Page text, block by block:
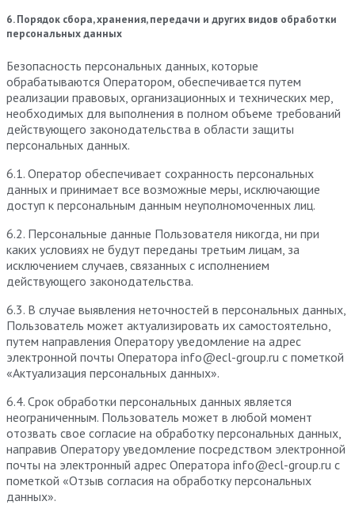
6. Порядок сбора, хранения, передачи и других видов обработки
персональных данных
Безопасность персональных данных, которые
обрабатываются Оператором, обеспечивается путем
реализации правовых, организационных и технических мер,
необходимых для выполнения в полном объеме требований
действующего законодательства в области защиты
персональных данных.
6.1. Оператор обеспечивает сохранность персональных
данных и принимает все возможные меры, исключающие
доступ к персональным данным неуполномоченных лиц.
6.2. Персональные данные Пользователя никогда, ни при
каких условиях не будут переданы третьим лицам, за
исключением случаев, связанных с исполнением
действующего законодательства.
6.3. В случае выявления неточностей в персональных данных,
Пользователь может актуализировать их самостоятельно,
путем направления Оператору уведомление на адрес
электронной почты Оператора info@ecl-group.ru с пометкой
«Актуализация персональных данных».
6.4. Срок обработки персональных данных является
неограниченным. Пользователь может в любой момент
отозвать свое согласие на обработку персональных данных,
направив Оператору уведомление посредством электронной
почты на электронный адрес Оператора info@ecl-group.ru с
пометкой «Отзыв согласия на обработку персональных
данных».